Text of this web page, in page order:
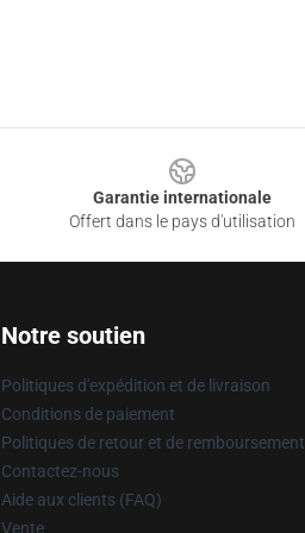
Garantie internationale
Offert dans le pays d'utilisation
Notre soutien
Politiques d'expédition et de livraison
Conditions de paiement
Politiques de retour et de remboursement
Contactez-nous
Aide aux clients (FAQ)
Vente